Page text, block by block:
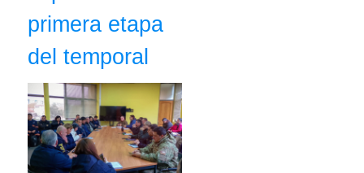
primera etapa
del temporal